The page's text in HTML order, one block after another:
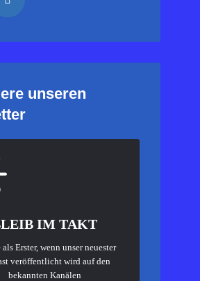
unseren
IM TAKT
als Erster, wenn unser neuester
veröffentlicht wird auf den
bekannten Kanälen